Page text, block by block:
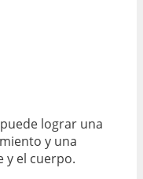
lograr una
y una
y el cuerpo.